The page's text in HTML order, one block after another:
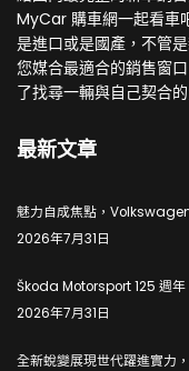
MyCar 購車網一起看車
是進口或是國產，不管
您媒合最適合的銷售窗
了找尋一輛與自己契合
最新文章
魅力自成焦點，
2026年7月31日
Škoda Motorsport 125 週年
2026年7月31日
全新蛻變展現世代躍進實力